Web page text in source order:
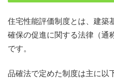
住宅性能評価制度とは、建築
確保の促進に関する法律（通
です。
品確法で定めた制度は主に以